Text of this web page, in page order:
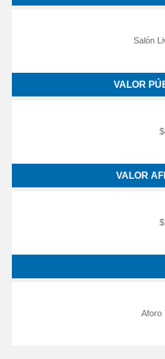
Salón
VALOR
VALOR
Aforo